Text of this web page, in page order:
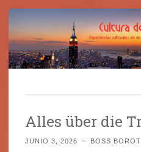
contenido
Alles über die
JUNIO 3, 2026 ~ BOSS BOROT